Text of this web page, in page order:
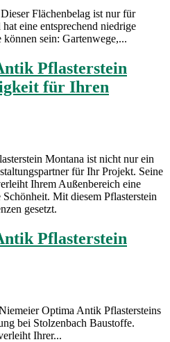
Flächenbelag ist nur für
eine entsprechend niedrige
sein: Gartenwege,...
Pflasterstein
für Ihren
Montana ist nicht nur ein
für Ihr Projekt. Seine
Ihrem Außenbereich eine
Mit diesem Pflasterstein
gesetzt.
Pflasterstein
Optima Antik Pflastersteins
bei Stolzenbach Baustoffe.
Ihrer...